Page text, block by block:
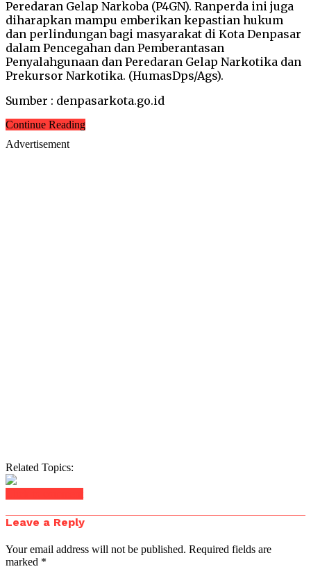
Peredaran Gelap Narkoba (P4GN). Ranperda ini juga
diharapkan mampu emberikan kepastian hukum
dan perlindungan bagi masyarakat di Kota Denpasar
dalam Pencegahan dan Pemberantasan
Penyalahgunaan dan Peredaran Gelap Narkotika dan
Prekursor Narkotika. (HumasDps/Ags).
Sumber : denpasarkota.go.id
Continue Reading
Advertisement
Related Topics:
Leave a Reply
Your email address will not be published. Required fields are
marked *